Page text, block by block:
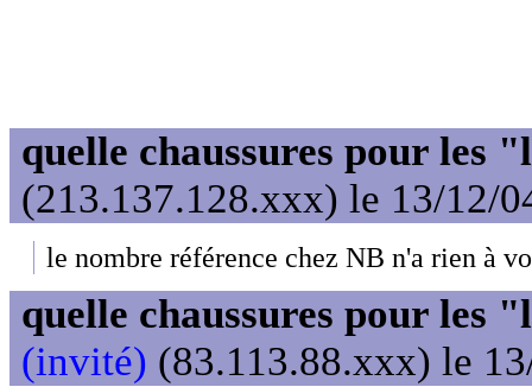
quelle chaussures pour les
(213.137.128.xxx) le 13/12/
le nombre référence chez NB n'a rien à
quelle chaussures pour les
(invité) (83.113.88.xxx) le